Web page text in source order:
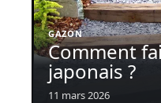
GAZON
Comment
japonais ?
11 mars 2026